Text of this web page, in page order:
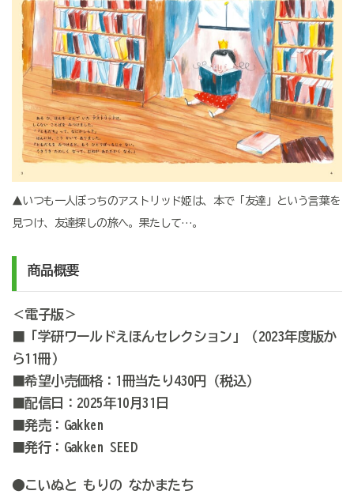
▲いつも一人ぼっちのアストリッド姫は、本で「友達」という言葉を
見つけ、友達探しの旅へ。果たして…。
商品概要
＜電子版＞
■「学研ワールドえほんセレクション」（2023年度版か
ら11冊）
■希望小売価格：1冊当たり430円（税込）
■配信日：2025年10月31日
■発売：Gakken
■発行：Gakken SEED
●こいぬと もりの なかまたち